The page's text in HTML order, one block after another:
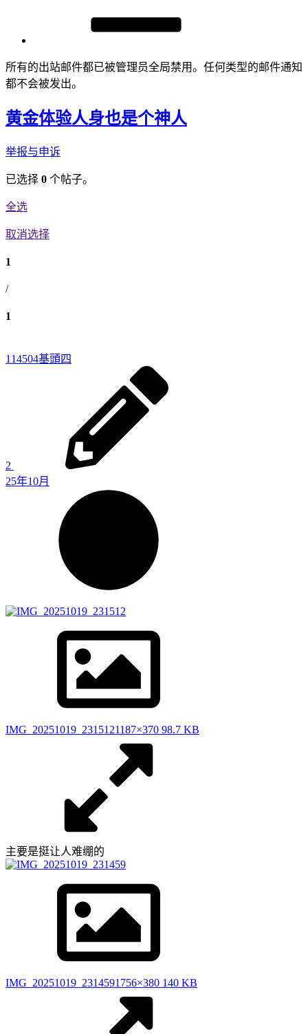
所有的出站邮件都已被管理员全局禁用。任何类型的邮件通知
都不会被发出。
黄金体验人身也是个神人
举报与申诉
已选择 0 个帖子。
全选
取消选择
1
/
1
114504基頭四
2
25年10月
IMG_20251019_2315121187×370 98.7 KB
主要是挺让人难绷的
IMG_20251019_2314591756×380 140 KB